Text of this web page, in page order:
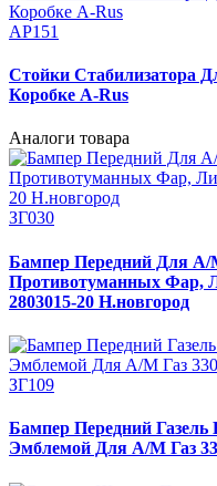
АР151
Стойки Стабилизатора
Коробке A-Rus
Аналоги товара
ЗГ030
Бампер Передний Для А/
Противотуманных Фар,
2803015-20 Н.новгород
ЗГ109
Бампер Передний
Эмблемой Для А/М Газ